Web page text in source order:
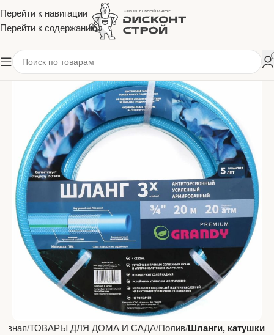
Перейти к навигации
Перейти к содержанию
ТОВАРЫ ДЛЯ ДОМА И САДА Полив Шланги, катушки